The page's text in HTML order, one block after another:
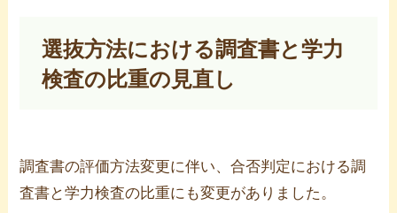
選抜方法における調査書と学力
検査の比重の見直し
調査書の評価方法変更に伴い、合否判定における調
査書と学力検査の比重にも変更がありました。